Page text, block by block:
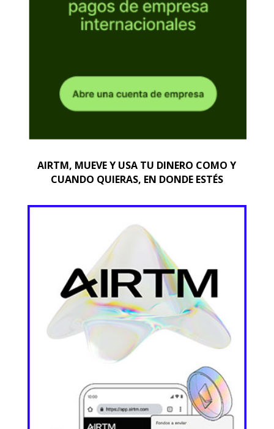
AIRTM, MUEVE Y USA TU DINERO COMO Y
CUANDO QUIERAS, EN DONDE ESTÉS